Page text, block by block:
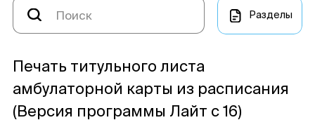
Разделы
Печать титульного листа
амбулаторной карты из расписания
(Версия программы Лайт с 16)